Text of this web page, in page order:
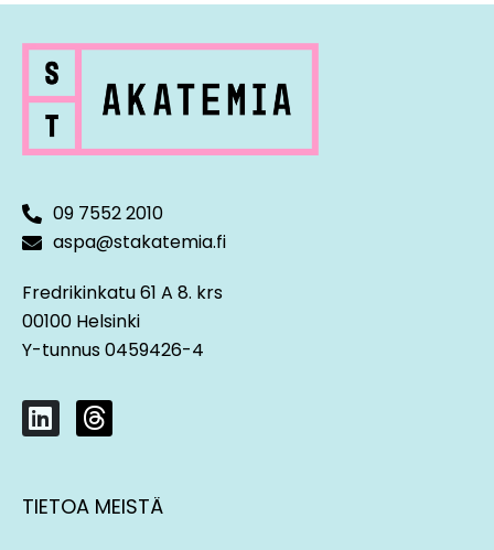
09 7552 2010
aspa@stakatemia.fi
Fredrikinkatu 61 A 8. krs
00100 Helsinki
Y-tunnus 0459426-4
L
i
k
e
T
h
e
a
TIETOA MEISTÄ